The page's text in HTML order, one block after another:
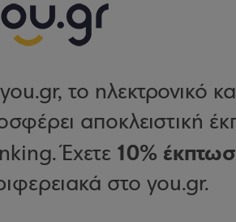
το ηλεκτρονικό
αποκλειστική
Έχετε 10%
στο you.gr.